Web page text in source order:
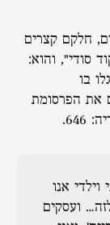
חלקם קצרים
סודי", והוא:
בו
את הפרסומת
וילדי אנו
ועסקים